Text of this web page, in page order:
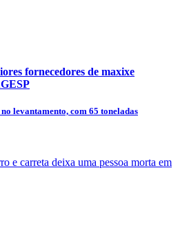
fornecedores de maxixe
levantamento, com 65 toneladas